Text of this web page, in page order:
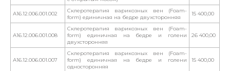
А16.12.006.001.002
Склеротерапия варикозных вен (Foam-
form) единичная на бедре двухсторонняя
15 400,00
А16.12.006.001.008
Склеротерапия варикозных вен (Foam-
form) единичная на бедре и голени
двухсторонняя
26 400,00
А16.12.006.001.007
Склеротерапия варикозных вен (Foam-
form) единичная на бедре и голени
односторонняя
15 400,00